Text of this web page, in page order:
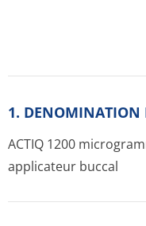
1. DENOMINATION
ACTIQ 1200
applicateur buccal